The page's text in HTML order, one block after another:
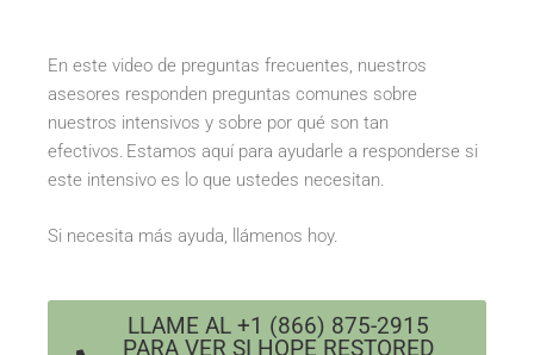
En este video de preguntas frecuentes, nuestros
asesores responden preguntas comunes sobre
nuestros intensivos y sobre por qué son tan
efectivos. Estamos aquí para ayudarle a responderse si
este intensivo es lo que ustedes necesitan.
Si necesita más ayuda, llámenos hoy.
LLAME AL +1 (866) 875-2915
PARA VER SI HOPE RESTORED